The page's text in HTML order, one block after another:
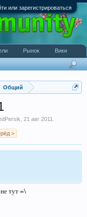
или зарегистрироваться
Общий
21 авг 2011
>
тут =\
Рынок Вики